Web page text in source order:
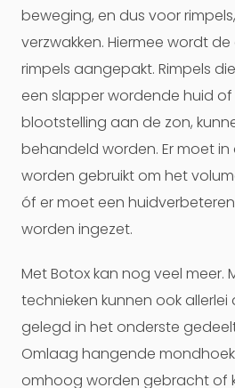
beweging, en dus voor
verzwakken. Hiermee wordt
rimpels aangepakt. Rimpels
een slapper wordende huid
blootstelling aan de zon,
behandeld worden. Er moet in
worden gebruikt om het
óf er moet een
worden ingezet.
Met Botox kan nog veel meer.
technieken kunnen ook
gelegd in het onderste
Omlaag hangende
omhoog worden gebracht of